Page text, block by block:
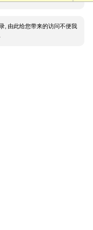
, 由此给您带来的访问不便我